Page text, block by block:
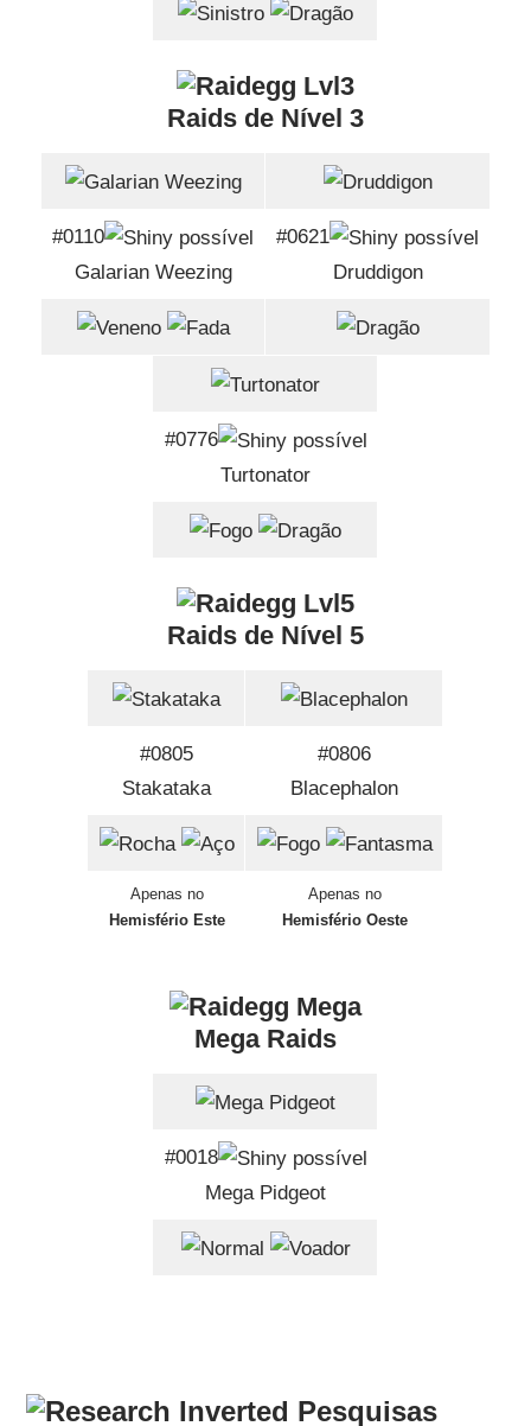
Raids de Nível 3
#0110
Galarian Weezing
#0621
Druddigon
#0776
Turtonator
Raids de Nível 5
#0805
Stakataka
Apenas no
Hemisfério Este
#0806
Blacephalon
Apenas no
Hemisfério Oeste
Mega Raids
#0018
Mega Pidgeot
Pesquisas